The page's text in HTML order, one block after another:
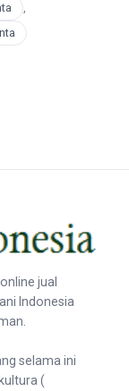
,
jual
Indonesia
selama ini
(